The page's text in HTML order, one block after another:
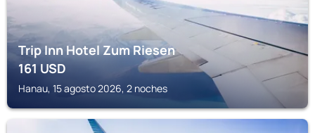
Trip Inn Hotel Zum Riesen
161USD
Hanau, 15 agosto 2026, 2 noches